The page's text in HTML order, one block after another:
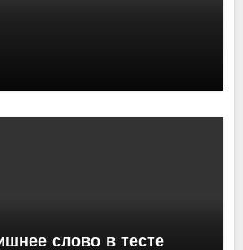
слово в тесте